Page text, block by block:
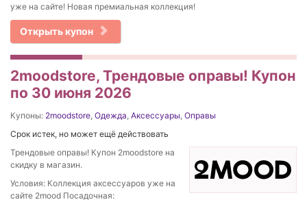
уже на сайте! Новая премиальная коллекция!
Открыть купон
2moodstore, Трендовые оправы! Купон
по 30 июня 2026
Купоны: 2moodstore, Одежда, Аксессуары, Оправы
Срок истек, но может ещё действовать
Трендовые оправы! Купон 2moodstore на
скидку в магазин.
Условия: Коллекция аксессуаров уже на
сайте 2mood Посадочная: